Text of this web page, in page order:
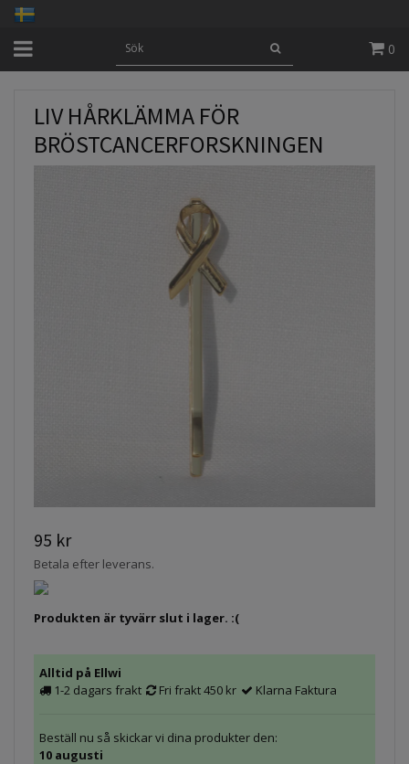
0
LIV HÅRKLÄMMA FÖR
BRÖSTCANCERFORSKNINGEN
95 kr
Betala efter leverans.
Produkten är tyvärr slut i lager. :(
Alltid på Ellwi
1-2 dagars frakt
Fri frakt 450 kr Klarna Faktura
Beställ nu så skickar vi dina produkter den:
10 augusti